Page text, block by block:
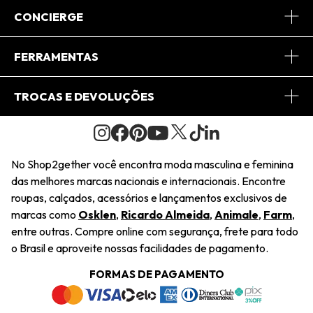
Sobre Nós
Journal
Saiu na Mídia
Sustentabilidade
Navegando
Termos e Condições
CONCIERGE
Central de Relacionamento
Regulamento e Promoções
FERRAMENTAS
Minha Conta
Pedido de Presente
Wishlist
TROCAS E DEVOLUÇÕES
Condições Gerais
Troca Fácil
Restituição de Pagamento
Dúvidas Frequentes
Termos e Condições
Política de Privacidade
No Shop2gether você encontra moda masculina e feminina
das melhores marcas nacionais e internacionais. Encontre
roupas, calçados, acessórios e lançamentos exclusivos de
marcas como Osklen, Ricardo Almeida, Animale, Farm,
entre outras. Compre online com segurança, frete para todo
o Brasil e aproveite nossas facilidades de pagamento.
FORMAS DE PAGAMENTO